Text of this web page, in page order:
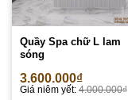
Quầy Spa chữ L lam
sóng
3.600.000₫
Giá niêm yết: 4.000.000₫